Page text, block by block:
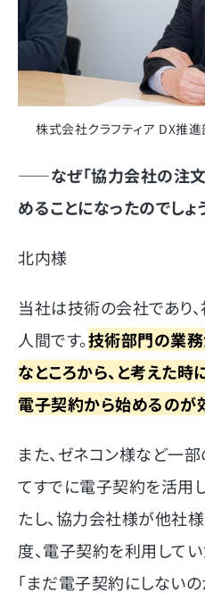
株式会社クラフティア DX推
――なぜ「協力会社の注
めることになったのでしょ
北内様
当社は技術の会社であり
人間です。技術部門の業務
なところから、と考えた
電子契約から始めるのが
また、ゼネコン様など一
てすでに電子契約を活用
たし、協力会社様が他社
度、電子契約を利用して
「まだ電子契約にしない